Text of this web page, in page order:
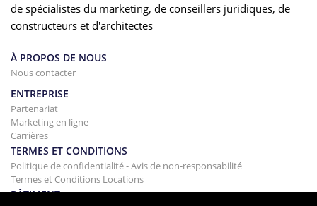
de spécialistes du marketing, de conseillers juridiques, de
constructeurs et d'architectes
À PROPOS DE NOUS
Nous contacter
ENTREPRISE
Partenariat
Marketing en ligne
Carrières
TERMES ET CONDITIONS
Politique de confidentialité - Avis de non-responsabilité
Termes et Conditions Locations
BÂTIMENT